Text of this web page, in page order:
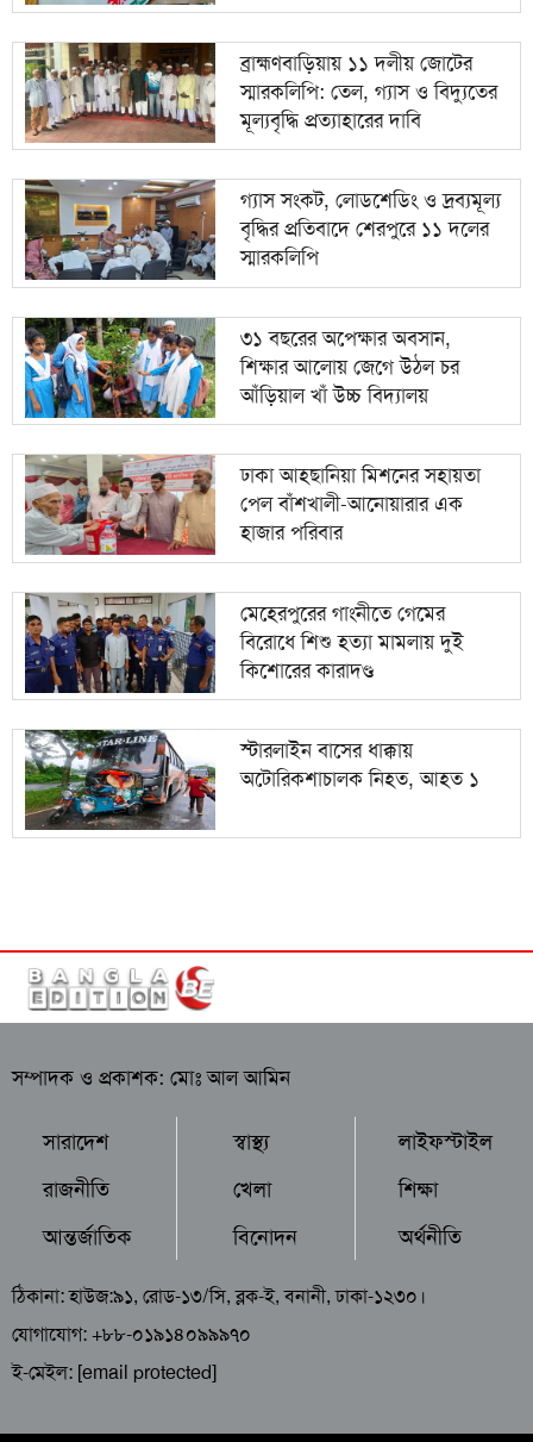
ব্রাহ্মণবাড়িয়ায় ১১ দলীয় জোটের
স্মারকলিপি: তেল, গ্যাস ও বিদ্যুতের
মূল্যবৃদ্ধি প্রত্যাহারের দাবি
গ্যাস সংকট, লোডশেডিং ও দ্রব্যমূল্য
বৃদ্ধির প্রতিবাদে শেরপুরে ১১ দলের
স্মারকলিপি
৩১ বছরের অপেক্ষার অবসান,
শিক্ষার আলোয় জেগে উঠল চর
আঁড়িয়াল খাঁ উচ্চ বিদ্যালয়
ঢাকা আহ্ছানিয়া মিশনের সহায়তা
পেল বাঁশখালী-আনোয়ারার এক
হাজার পরিবার
মেহেরপুরের গাংনীতে গেমের
বিরোধে শিশু হত্যা মামলায় দুই
কিশোরের কারাদণ্ড
স্টারলাইন বাসের ধাক্কায়
অটোরিকশাচালক নিহত, আহত ১
সম্পাদক ও প্রকাশক: মোঃ আল আমিন
সারাদেশ
রাজনীতি
আন্তর্জাতিক
স্বাস্থ্য
খেলা
বিনোদন
লাইফস্টাইল
শিক্ষা
অর্থনীতি
ঠিকানা: হাউজ:৯১, রোড-১৩/সি, ব্লক-ই, বনানী, ঢাকা-১২৩০।
যোগাযোগ: +৮৮-০১৯১৪০৯৯৯৭০
ই-মেইল: [email protected]